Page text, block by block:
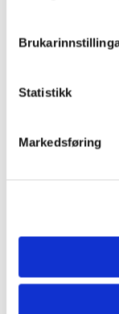
Statistikk
Markedsføring
Semester: 3
veker + tolke/
Semester: 3